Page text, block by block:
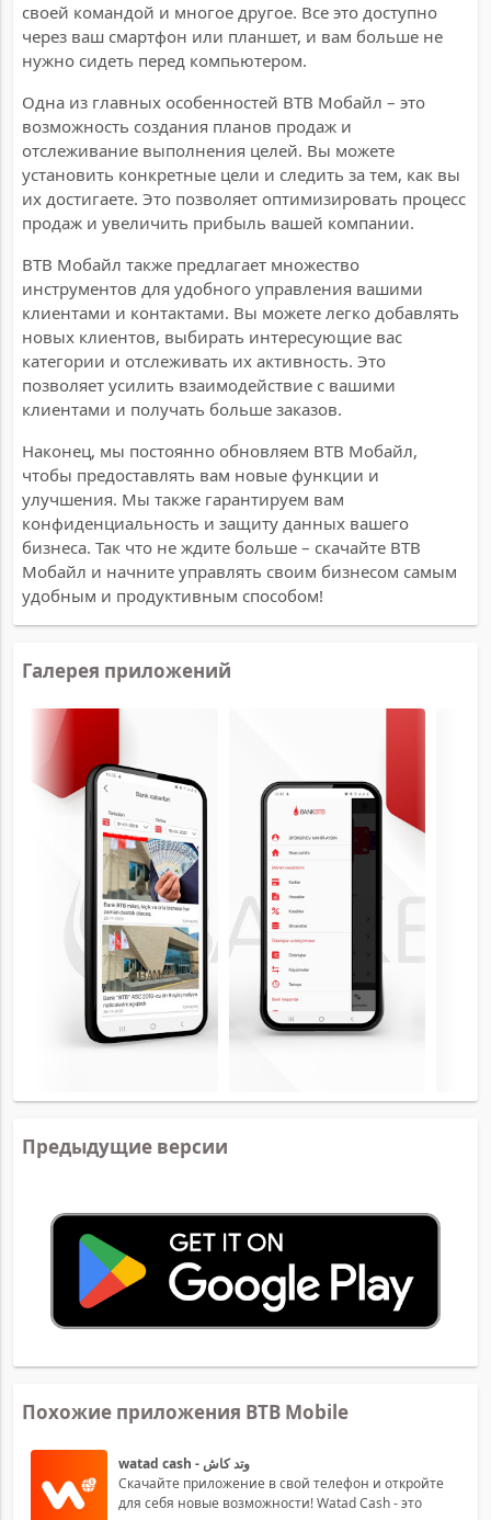
своей командой и многое другое. Все это доступно
через ваш смартфон или планшет, и вам больше не
нужно сидеть перед компьютером.
Одна из главных особенностей BTB Мобайл – это
возможность создания планов продаж и
отслеживание выполнения целей. Вы можете
установить конкретные цели и следить за тем, как вы
их достигаете. Это позволяет оптимизировать процесс
продаж и увеличить прибыль вашей компании.
BTB Мобайл также предлагает множество
инструментов для удобного управления вашими
клиентами и контактами. Вы можете легко добавлять
новых клиентов, выбирать интересующие вас
категории и отслеживать их активность. Это
позволяет усилить взаимодействие с вашими
клиентами и получать больше заказов.
Наконец, мы постоянно обновляем BTB Мобайл,
чтобы предоставлять вам новые функции и
улучшения. Мы также гарантируем вам
конфиденциальность и защиту данных вашего
бизнеса. Так что не ждите больше – скачайте BTB
Мобайл и начните управлять своим бизнесом самым
удобным и продуктивным способом!
Галерея приложений
Предыдущие версии
Похожие приложения BTB Mobile
watad cash - وتد كاش
Скачайте приложение в свой телефон и откройте
для себя новые возможности! Watad Cash - это